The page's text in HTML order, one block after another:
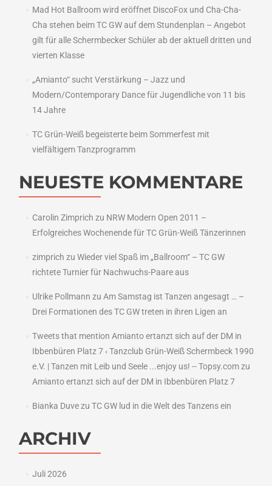
Mad Hot Ballroom wird eröffnet DiscoFox und Cha-Cha-
Cha stehen beim TC GW auf dem Stundenplan – Angebot
gilt für alle Schermbecker Schüler ab der aktuell dritten und
vierten Klasse
„Amianto“ sucht Verstärkung – Jazz und
Modern/Contemporary Dance für Jugendliche von 11 bis
14 Jahre
TC Grün-Weiß begeisterte beim Sommerfest mit
vielfältigem Tanzprogramm
NEUESTE KOMMENTARE
Carolin Zimprich zu NRW Modern Open 2011 –
Erfolgreiches Wochenende für TC Grün-Weiß Tänzerinnen
zimprich zu Wieder viel Spaß im „Ballroom“ – TC GW
richtete Turnier für Nachwuchs-Paare aus
Ulrike Pollmann zu Am Samstag ist Tanzen angesagt … –
Drei Formationen des TC GW treten in ihren Ligen an
Tweets that mention Amianto ertanzt sich auf der DM in
Ibbenbüren Platz 7 ‹ Tanzclub Grün-Weiß Schermbeck 1990
e.V. | Tanzen mit Leib und Seele ...enjoy us! -- Topsy.comzu
Amianto ertanzt sich auf der DM in Ibbenbüren Platz 7
Bianka Duvezu TC GW lud in die Welt des Tanzens ein
ARCHIV
Juli 2026